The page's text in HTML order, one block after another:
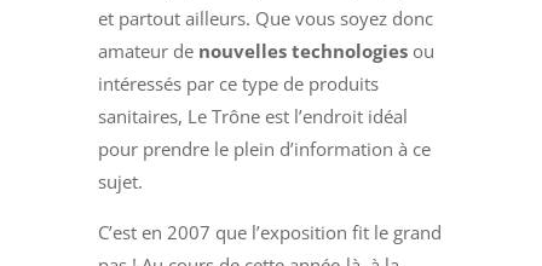
et partout ailleurs. Que vous soyez donc
amateur de nouvelles technologiesou
intéressés par ce type de produits
sanitaires, Le Trône est l’endroit idéal
pour prendre le plein d’information à ce
sujet.
C’est en 2007 que l’exposition fit le grand